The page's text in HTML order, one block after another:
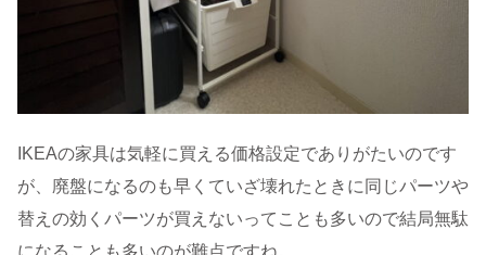
IKEAの家具は気軽に買える価格設定でありがたいのです
が、廃盤になるのも早くていざ壊れたときに同じパーツや
替えの効くパーツが買えないってことも多いので結局無駄
になることも多いのが難点ですね。